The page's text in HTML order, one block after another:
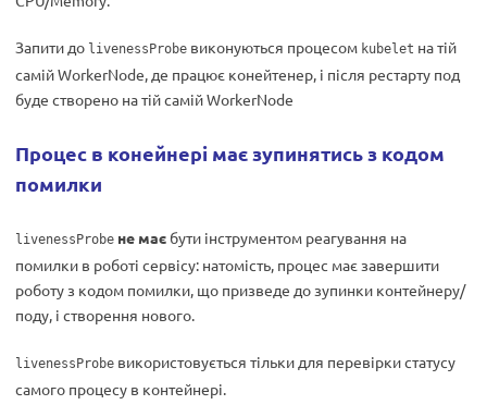
Запити до livenessProbe виконуються процесом kubelet на тій
самій WorkerNode, де працює конейтенер, і після рестарту под
буде створено на тій самій WorkerNode
Процес в конейнері має зупинятись з кодом
помилки
livenessProbe не має бути інструментом реагування на
помилки в роботі сервісу: натомість, процес має завершити
роботу з кодом помилки, що призведе до зупинки контейнеру/
поду, і створення нового.
livenessProbe використовується тільки для перевірки статусу
самого процесу в контейнері.